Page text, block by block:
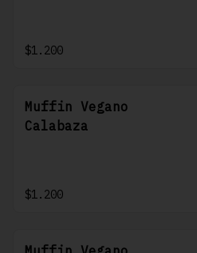
$1.200
Muffin Vegano
Calabaza
$1.200